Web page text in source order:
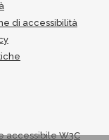
di accessibilità
accessibile W3C